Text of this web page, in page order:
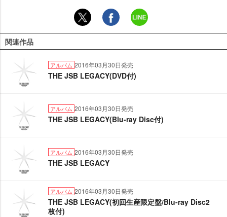
関連作品
アルバム 2016年03月30日発売
THE JSB LEGACY(DVD付)
アルバム 2016年03月30日発売
THE JSB LEGACY(Blu-ray Disc付)
アルバム 2016年03月30日発売
THE JSB LEGACY
アルバム 2016年03月30日発売
THE JSB LEGACY(初回生産限定盤/Blu-ray Disc2
枚付)